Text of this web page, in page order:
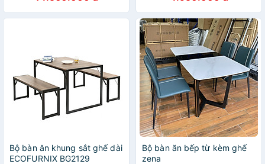
Bộ bàn ăn khung sắt ghế dài
ECOFURNIX BG2129
Bộ bàn ăn bếp từ kèm ghế
zena